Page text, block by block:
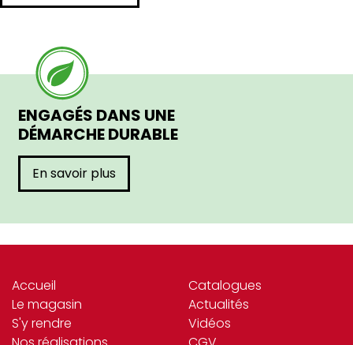
ENGAGÉS DANS UNE
DÉMARCHE DURABLE
En savoir plus
Accueil
Le magasin
S'y rendre
Catalogues
Actualités
Vidéos